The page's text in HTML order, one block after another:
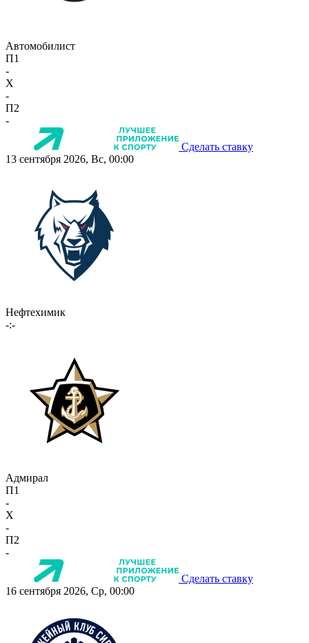
Автомобилист
П1
-
X
-
П2
-
Сделать ставку
13 сентября 2026, Вс, 00:00
Нефтехимик
-:-
Адмирал
П1
-
X
-
П2
-
Сделать ставку
16 сентября 2026, Ср, 00:00